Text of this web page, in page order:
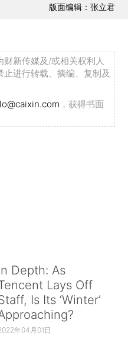
版面编辑：张立君
新传媒及/或相关权利人
进行转载、摘编、复制及
，获得书面
Depth: As
Lays Off
Is Its ‘Winter’
年04月01日